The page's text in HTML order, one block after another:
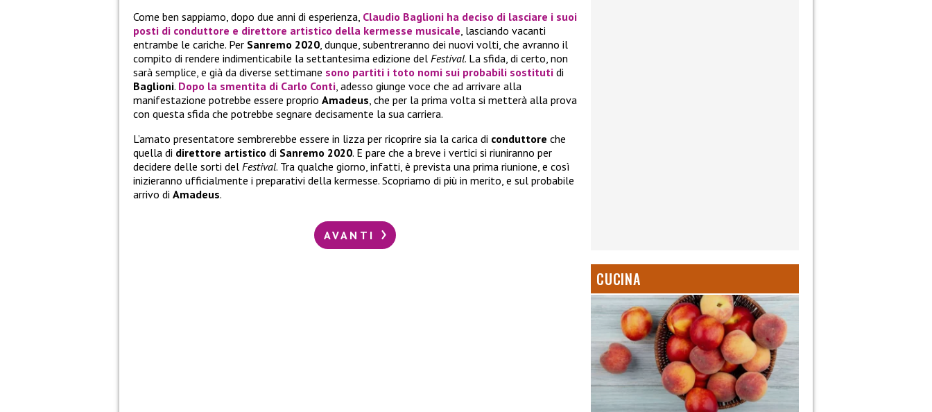
Come ben sappiamo, dopo due anni di esperienza, Claudio Baglioni ha deciso di lasciare i suoi
posti di conduttore e direttore artistico della kermesse musicale, lasciando vacanti
entrambe le cariche. Per Sanremo 2020, dunque, subentreranno dei nuovi volti, che avranno il
compito di rendere indimenticabile la settantesima edizione del Festival. La sfida, di certo, non
sarà semplice, e già da diverse settimane sono partiti i toto nomi sui probabili sostituti di
Baglioni. Dopo la smentita di Carlo Conti, adesso giunge voce che ad arrivare alla
manifestazione potrebbe essere proprio Amadeus, che per la prima volta si metterà alla prova
con questa sfida che potrebbe segnare decisamente la sua carriera.
L’amato presentatore sembrerebbe essere in lizza per ricoprire sia la carica di conduttore che
quella di direttore artistico di Sanremo 2020. E pare che a breve i vertici si riuniranno per
decidere delle sorti del Festival. Tra qualche giorno, infatti, è prevista una prima riunione, e così
inizieranno ufficialmente i preparativi della kermesse. Scopriamo di più in merito, e sul probabile
arrivo di Amadeus.
AVANTI
CUCINA